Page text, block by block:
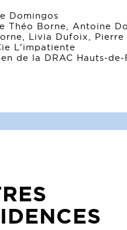
Domingos
Théo Borne, Antoine
Livia Dufoix,
L'impatiente
de la DRAC Hauts-